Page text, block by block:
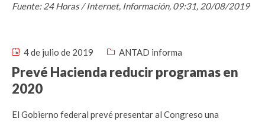
Fuente: 24 Horas / Internet, Información, 09:31, 20/08/2019
4 de julio de 2019 ANTAD informa
Prevé Hacienda reducir programas en
2020
El Gobierno federal prevé presentar al Congreso una